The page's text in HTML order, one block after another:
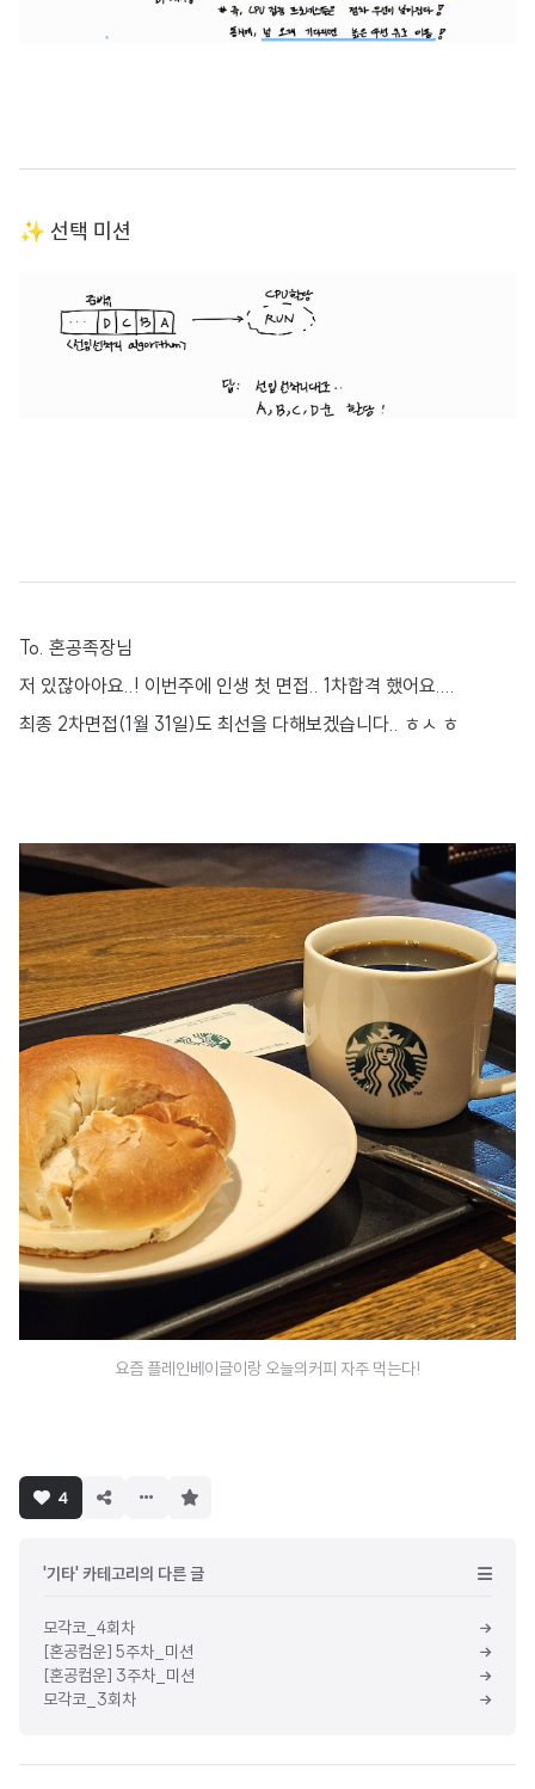
✨ 선택 미션
To. 혼공족장님
저 있잖아아요..! 이번주에 인생 첫 면접.. 1차합격 했어요....
최종 2차면접(1월 31일)도 최선을 다해보겠습니다.. ㅎㅅ ㅎ
요즘 플레인베이글이랑 오늘의커피 자주 먹는다!
4
'기타' 카테고리의 다른 글
모각코_4회차
[혼공컴운] 5주차_미션
[혼공컴운] 3주차_미션
모각코_3회차